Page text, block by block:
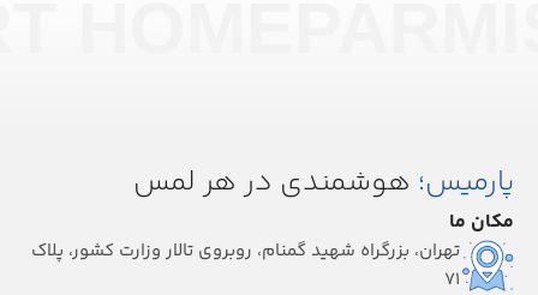
پارمیس؛ هوشمندی در هر لمس
مکان ما
تهران، بزرگراه شهید گمنام، روبروی تالار وزارت کشور، پلاک
۷۱